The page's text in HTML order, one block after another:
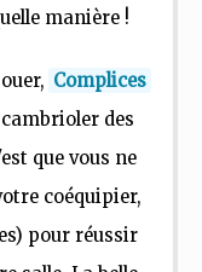
manière !
Complices
des
que vous ne
coéquipier,
pour réussir